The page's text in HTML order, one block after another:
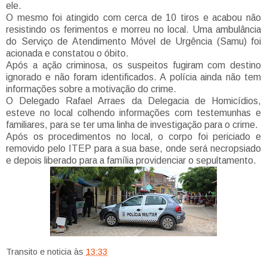
ele.
O mesmo foi atingido com cerca de 10 tiros e acabou não
resistindo os ferimentos e morreu no local. Uma ambulância
do Serviço de Atendimento Móvel de Urgência (Samu) foi
acionada e constatou o óbito.
Após a ação criminosa, os suspeitos fugiram com destino
ignorado e não foram identificados. A polícia ainda não tem
informações sobre a motivação do crime.
O Delegado Rafael Arraes da Delegacia de Homicídios,
esteve no local colhendo informações com testemunhas e
familiares, para se ter uma linha de investigação para o crime.
Após os procedimentos no local, o corpo foi periciado e
removido pelo ITEP para a sua base, onde será necropsiado
e depois liberado para a família providenciar o sepultamento.
Transito e noticia às 13:33